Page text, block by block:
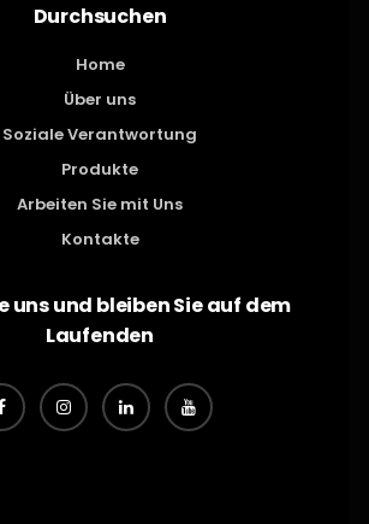
Durchsuchen
Home
Über uns
Soziale Verantwortung
Produkte
Arbeiten Sie mit Uns
Kontakte
uns und bleiben Sie auf dem
Laufenden